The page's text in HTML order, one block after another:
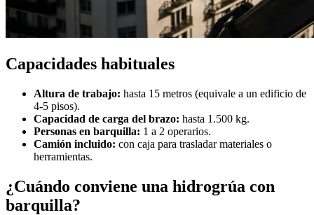
Capacidades habituales
Altura de trabajo: hasta 15 metros (equivale a un edificio de
4-5 pisos).
Capacidad de carga del brazo: hasta 1.500 kg.
Personas en barquilla: 1 a 2 operarios.
Camión incluido: con caja para trasladar materiales o
herramientas.
¿Cuándo conviene una hidrogrúa con
barquilla?